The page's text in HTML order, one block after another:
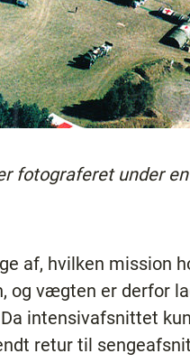
fotograferet under
af, hvilken mission
og vægten er derfor
intensivafsnittet
retur til